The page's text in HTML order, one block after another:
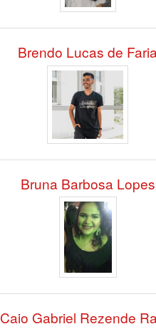
Brendo Lucas de
Bruna Barbosa Lopes
Caio Gabriel Rezende